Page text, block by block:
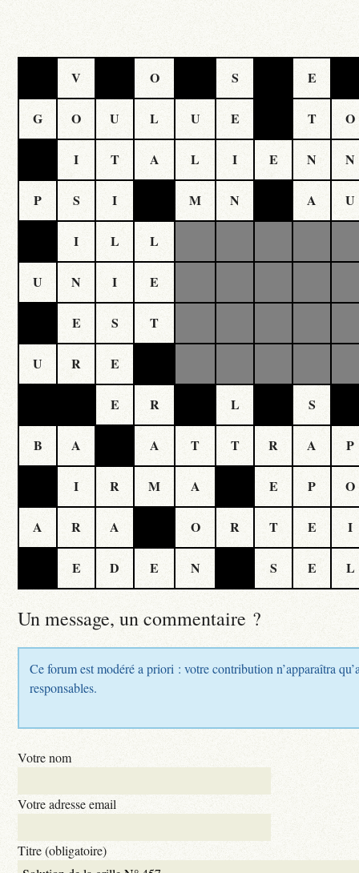
V O S E
G O U L U E T O
I T A L I E N N
P S I M N A U
I L L
U N I E
E S T
U R E
E R L S
B A A T T R A P
I R M A E P O
A R A O R T E I
E D E N S E L
Un message, un commentaire ?
Ce forum est modéré a priori : votre contribution n’apparaîtra
responsables.
Votre nom
Votre adresse email
Titre (obligatoire)